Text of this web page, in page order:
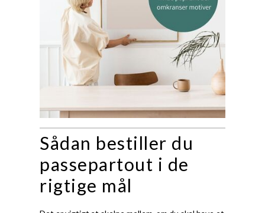
Sådan bestiller du
passepartout i de
rigtige mål